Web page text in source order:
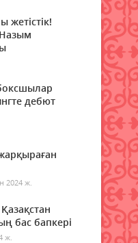
кеңес
қайта
үш орман
жетістік!
дебют
2024 ж.
бас бапкері
ж.